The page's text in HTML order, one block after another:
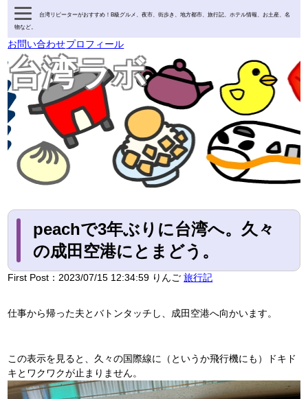
台湾リピーターがおすすめ！B級グルメ、夜市、街歩き、地方都市、旅行記、ホテル情報、お土産、名
物など。
お問い合わせプロフィール
台湾ラボ
peachで3年ぶりに台湾へ。久々
の成田空港にとまどう。
First Post： 2023/07/15 12:34:59 りんご 旅行記
仕事から帰った夫とバトンタッチし、成田空港へ向かいます。
この表示を見ると、久々の国際線に（というか飛行機にも）ドキド
キとワクワクが止まりません。